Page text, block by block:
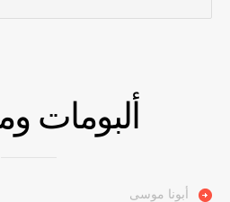
ألبومات
أبونا موسى